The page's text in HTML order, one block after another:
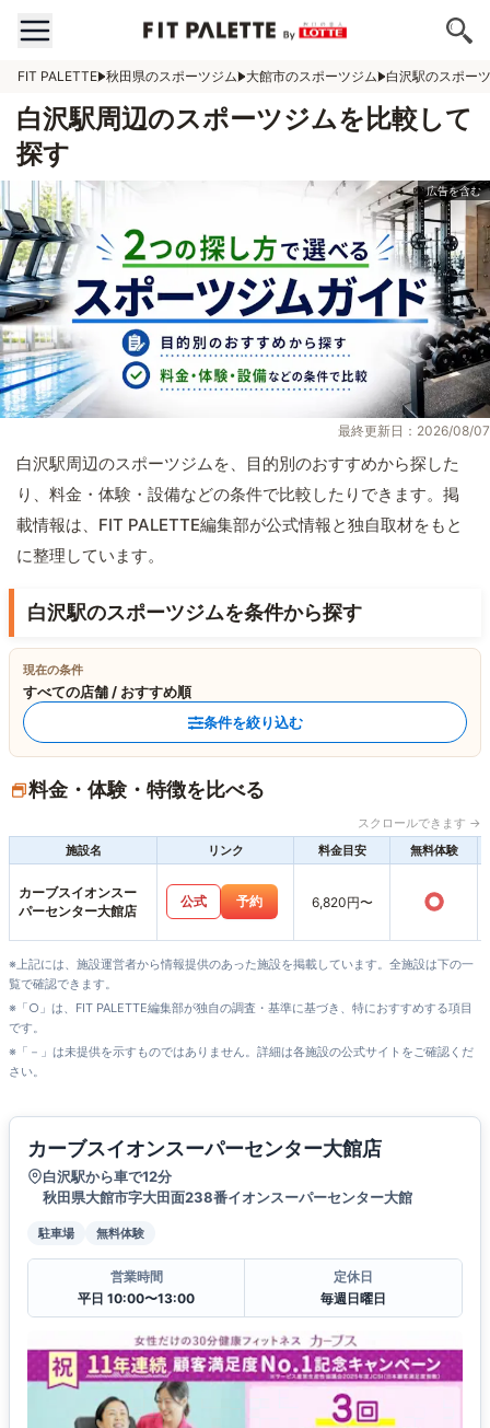
FIT PALETTE 秋田県のスポーツジム 大館市のスポーツジム 白沢駅のスポー
白沢駅周辺のスポーツジムを比較して
探す
最終更新日：2026/08/07
白沢駅周辺のスポーツジムを、目的別のおすすめから探した
り、料金・体験・設備などの条件で比較したりできます。掲
載情報は、FIT PALETTE編集部が公式情報と独自取材をもと
に整理しています。
白沢駅のスポーツジムを条件から探す
現在の条件
すべての店舗 / おすすめ順
条件を絞り込む
料金・体験・特徴を比べる
スクロールできます →
施設名
リンク 料金目安 無料体験
カーブスイオンスー
パーセンター大館店
公式 予約 6,820円〜 ○
※上記には、施設運営者から情報提供のあった施設を掲載しています。全施設は下の一
覧で確認できます。
※「○」は、FIT PALETTE編集部が独自の調査・基準に基づき、特におすすめする項目
です。
※「－」は未提供を示すものではありません。詳細は各施設の公式サイトをご確認くだ
さい。
カーブスイオンスーパーセンター大館店
白沢駅から車で12分
秋田県大館市字大田面238番イオンスーパーセンター大館
駐車場 無料体験
営業時間
平日 10:00〜13:00
定休日
毎週日曜日